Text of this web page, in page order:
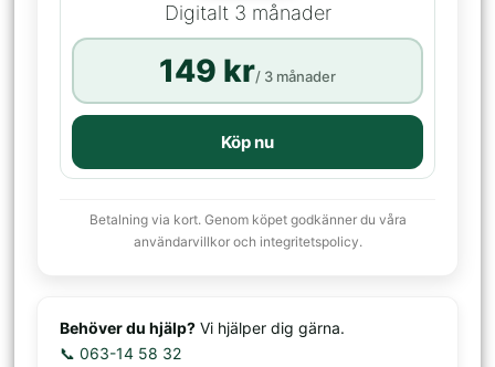
Digitalt 3 månader
149 kr/ 3 månader
Köp nu
Betalning via kort. Genom köpet godkänner du våra
användarvillkor och integritetspolicy.
Behöver du hjälp? Vi hjälper dig gärna.
📞 063-14 58 32